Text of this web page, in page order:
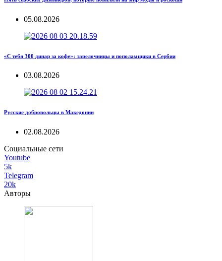
05.08.2026
«С тебя 300 динар за кофе»: тарелочницы и пополамщики в Сербии
03.08.2026
Русские добровольцы в Македонии
02.08.2026
Социальные сети
Youtube
5k
Telegram
20k
Авторы